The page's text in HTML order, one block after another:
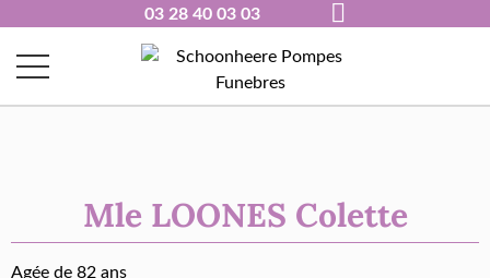
03 28 40 03 03
Mle LOONES Colette
Agée de 82 ans